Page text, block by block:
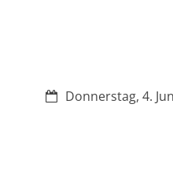
Datum:Donnerstag, 4.